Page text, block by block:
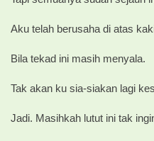
Aku telah berusaha di atas
Bila tekad ini masih menyala.
Tak akan ku sia-siakan lagi
Jadi. Masihkah lutut ini tak